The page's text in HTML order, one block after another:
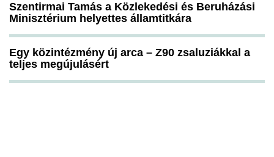
Szentirmai Tamás a Közlekedési és Beruházási
Minisztérium helyettes államtitkára
Egy közintézmény új arca – Z90 zsaluziákkal a
teljes megújulásért